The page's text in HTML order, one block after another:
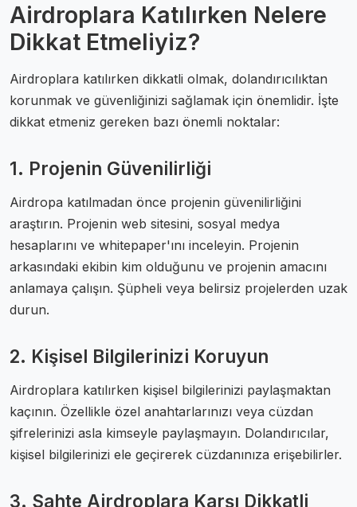
Airdroplara Katılırken Nelere
Dikkat Etmeliyiz?
Airdroplara katılırken dikkatli olmak, dolandırıcılıktan
korunmak ve güvenliğinizi sağlamak için önemlidir. İşte
dikkat etmeniz gereken bazı önemli noktalar:
1. Projenin Güvenilirliği
Airdropa katılmadan önce projenin güvenilirliğini
araştırın. Projenin web sitesini, sosyal medya
hesaplarını ve whitepaper'ını inceleyin. Projenin
arkasındaki ekibin kim olduğunu ve projenin amacını
anlamaya çalışın. Şüpheli veya belirsiz projelerden uzak
durun.
2. Kişisel Bilgilerinizi Koruyun
Airdroplara katılırken kişisel bilgilerinizi paylaşmaktan
kaçının. Özellikle özel anahtarlarınızı veya cüzdan
şifrelerinizi asla kimseyle paylaşmayın. Dolandırıcılar,
kişisel bilgilerinizi ele geçirerek cüzdanınıza erişebilirler.
3. Sahte Airdroplara Karşı Dikkatli